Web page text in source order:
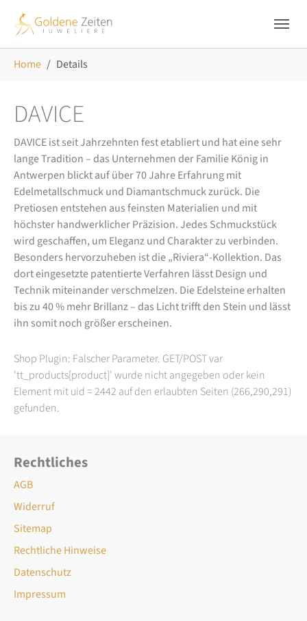
Home Details
DAVICE
DAVICE ist seit Jahrzehnten fest etabliert und hat eine sehr
lange Tradition – das Unternehmen der Familie König in
Antwerpen blickt auf über 70 Jahre Erfahrung mit
Edelmetallschmuck und Diamantschmuck zurück. Die
Pretiosen entstehen aus feinsten Materialien und mit
höchster handwerklicher Präzision. Jedes Schmuckstück
wird geschaffen, um Eleganz und Charakter zu verbinden.
Besonders hervorzuheben ist die „Riviera“-Kollektion. Das
dort eingesetzte patentierte Verfahren lässt Design und
Technik miteinander verschmelzen. Die Edelsteine erhalten
bis zu 40 % mehr Brillanz – das Licht trifft den Stein und lässt
ihn somit noch größer erscheinen.
Shop Plugin: Falscher Parameter. GET/POST var
'tt_products[product]' wurde nicht angegeben oder kein
Element mit uid = 2442 auf den erlaubten Seiten (266,290,291)
gefunden.
Rechtliches
AGB
Widerruf
Sitemap
Rechtliche Hinweise
Datenschutz
Impressum